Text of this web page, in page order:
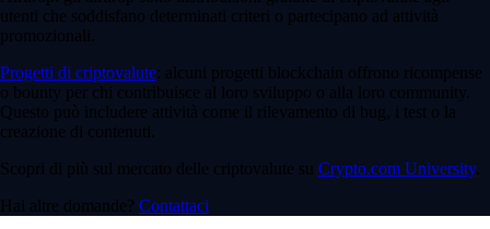
utenti che soddisfano determinati criteri o partecipano ad attività
promozionali.
Progetti di criptovalute: alcuni progetti blockchain offrono ricompense
o bounty per chi contribuisce al loro sviluppo o alla loro community.
Questo può includere attività come il rilevamento di bug, i test o la
creazione di contenuti.
Scopri di più sul mercato delle criptovalute su Crypto.com University.
Hai altre domande? Contattaci